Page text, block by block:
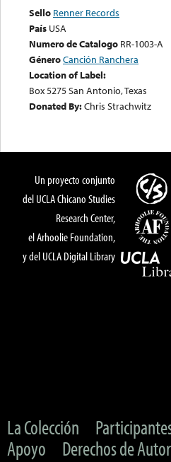
Sello Renner Records
País USA
Numero de Catalogo RR-1003-A
GéneroCanción Ranchera
Location of Label:
Box 5275 San Antonio, Texas
Donated By:Chris Strachwitz
Un proyecto conjunto
del UCLA Chicano Studies
Research Center,
el Arhoolie Foundation,
y del UCLA Digital Library
La Colección
Apoyo
Derechos de